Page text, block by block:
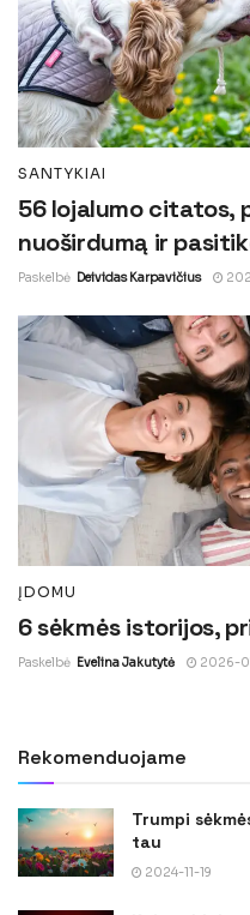
SANTYKIAI
56 lojalumo citatos,
nuoširdumą ir
Paskelbė Deividas Karpavičius
ĮDOMU
6 sėkmės istorijos,
Paskelbė Evelina Jakutytė 2026-
Rekomenduojame
Trumpi
tau
2024-11-19